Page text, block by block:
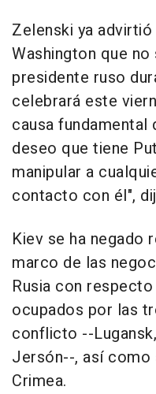
Zelenski ya
Washington que
presidente ruso
celebrará este
causa fundamental
deseo que tiene
manipular a
contacto con él",
Kiev se ha negado
marco de las
Rusia con
ocupados por las
conflicto --
Jersón--, así
Crimea.